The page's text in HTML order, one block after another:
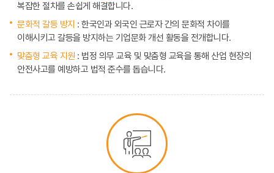
복잡한 절차를 손쉽게 해결합니다.
문화적 갈등 방지 : 한국인과 외국인 근로자 간의 문화적 차이를
이해시키고 갈등을 방지하는 기업문화 개선 활동을 전개합니다.
맞춤형 교육 지원 : 법정 의무 교육 및 맞춤형 교육을 통해 산업 현장의
안전사고를 예방하고 법적 준수를 돕습니다.